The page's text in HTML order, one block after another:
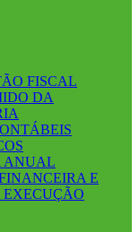
FISCAL
DA
ANUAL
E